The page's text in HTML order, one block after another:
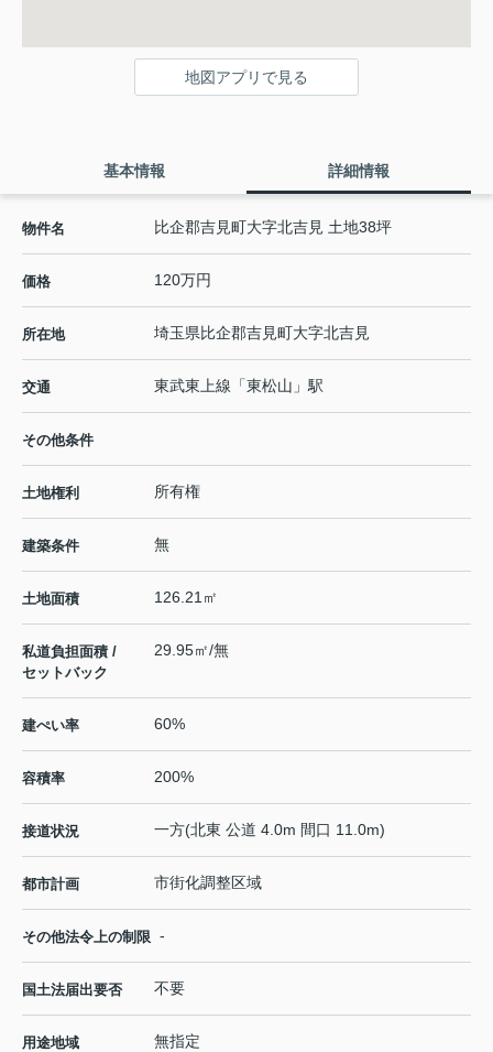
地図アプリで見る
基本情報 詳細情報
物件名 比企郡吉見町大字北吉見 土地38坪
価格 120万円
所在地 埼玉県比企郡吉見町大字北吉見
交通 東武東上線 「東松山 」駅
その他条件
土地権利 所有権
建築条件 無
土地面積 126.21㎡
私道負担面積 /
セットバック
29.95㎡/無
建ぺい率 60%
容積率 200%
接道状況 一方(北東 公道 4.0m 間口 11.0m)
都市計画 市街化調整区域
その他法令上の制限 -
国土法届出要否 不要
用途地域 無指定